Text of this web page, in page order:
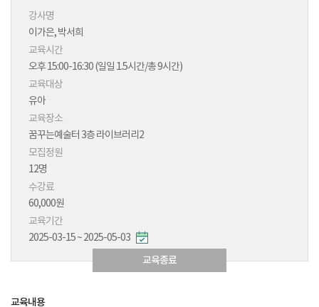
강사명
이가은, 박서희
교육시간
오후 15:00-16:30 (일일 1.5시간/총 9시간)
교육대상
유아
교육장소
꿈꾸는예술터 3층 라이브러리2
모집정원
12명
수강료
60,000원
교육기간
2025-03-15 ~ 2025-05-03
교육종료
교육내용